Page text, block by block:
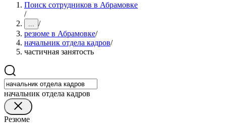
Поиск сотрудников в Абрамовке
/
... /
резюме в Абрамовке/
начальник отдела кадров/
частичная занятость
начальник отдела кадров
Резюме